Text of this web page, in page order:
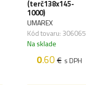
(terč138x145-
1000)
UMAREX
Kód tovaru: 306065
Na sklade
0.60€ s DPH